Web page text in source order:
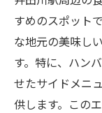
すめのスポット
な地元の美味し
す。特に、ハン
せたサイドメニ
供します。この